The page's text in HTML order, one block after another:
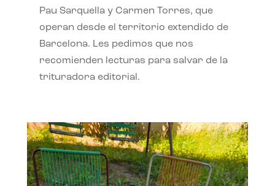
Pau Sarquella y Carmen Torres, que
operan desde el territorio extendido de
Barcelona. Les pedimos que nos
recomienden lecturas para salvar de la
trituradora editorial.